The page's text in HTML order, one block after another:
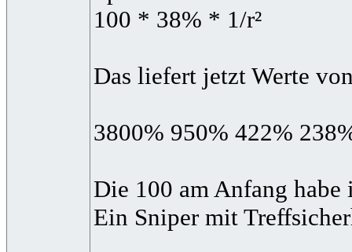
100 * 38% * 1/r²
Das liefert jetzt Werte
3800% 950% 422%
Die 100 am Anfang
Ein Sniper mit